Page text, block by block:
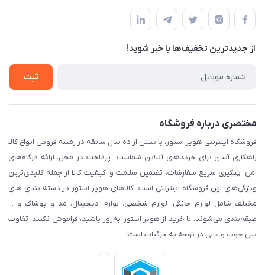
لیست محصولات
درباره ما
پیگیری سفارش
قوانین و مقرارت
حریم خصوصی
راهنما
از جدید‌ترین تخفیف‌ها با‌ خبر شوید!
ثبت
مختصری درباره فروشگاه
فروشگاه اینترنتی هویر استور، با بیش از ده سال سابقه در زمینه فروش انواع کالا
راهکاری آسان برای خریدهای آنلاین شماست. پرداخت در محل، ارائه درگاه‌های
امن، پیگیری سریع سفارشات، تضمین سلامت و کیفیت کالا از جمله کلیدی‌ترین
ویژگی‌های این فروشگاه اینترنتی است. کالاهای هویر استور در دسته بندی های
مختلف شامل لوازم خانگی، لوازم شخصی، لوازم دیجیتال، مد و پوشاک و ...
طبقه‌بندی می‌شوند. با خرید از هویر استور به‌روز باشید، فراموش نکنید، تفاوت
بین خوب و عالی در توجه به جزئیات است!